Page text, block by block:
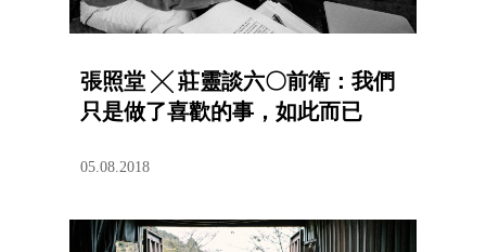
張照堂 ╳ 莊靈談六〇前衛：我們
只是做了喜歡的事，如此而已
05.08.2018